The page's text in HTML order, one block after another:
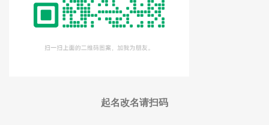
起名改名请扫码